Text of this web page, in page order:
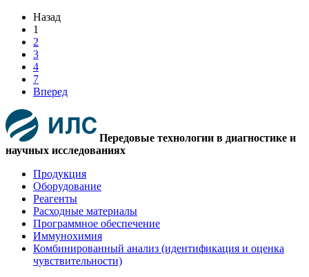
Назад
1
2
3
4
7
Вперед
Передовые технологии в диагностике и
научных исследованиях
Продукция
Оборудование
Реагенты
Расходные материалы
Программное обеспечение
Иммунохимия
Комбинированный анализ (идентификация и оценка
чувствительности)